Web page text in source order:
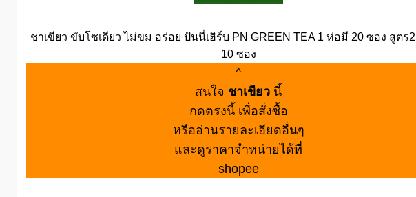
ชาเขียว ขับโซเดียว ไม่ขม อร่อย ปันนี่เฮิร์บ PN GREEN TEA 1 ห่อมี 20 ซอง สูตร
10 ซอง
^
สนใจ ชาเขียว นี้
กดตรงนี้ เพื่อสั่งซื้อ
หรืออ่านรายละเอียดอื่นๆ
และดูราคาจำหน่ายได้ที่
shopee